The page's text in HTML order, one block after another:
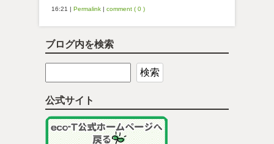
16:21 | Permalink | comment ( 0 )
ブログ内を検索
公式サイト